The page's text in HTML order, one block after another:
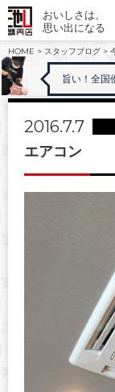
おいしさは、
思い出になる
HOME > スタッフブログ >
旨い！全国
2016.7.7
エアコン